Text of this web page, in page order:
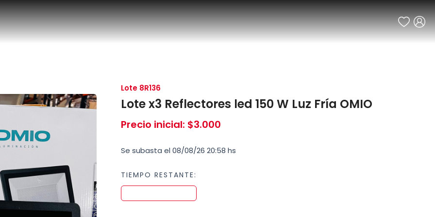
Lote 8R136
Lote x3 Reflectores led 150 W Luz Fría OMIO
Precio inicial: $3.000
Se subasta el 08/08/26 20:58 hs
TIEMPO RESTANTE: